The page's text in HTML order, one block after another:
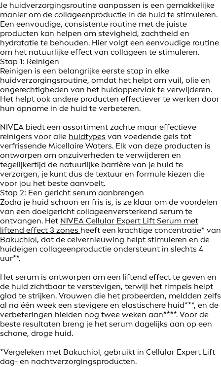
Je huidverzorgingsroutine aanpassen is een gemakkelijke
manier om de collageenproductie in de huid te stimuleren.
Een eenvoudige, consistente routine met de juiste
producten kan helpen om stevigheid, zachtheid en
hydratatie te behouden. Hier volgt een eenvoudige routine
om het natuurlijke effect van collageen te stimuleren.
Stap 1: Reinigen
Reinigen is een belangrijke eerste stap in elke
huidverzorgingsroutine, omdat het helpt om vuil, olie en
ongerechtigheden van het huidoppervlak te verwijderen.
Het helpt ook andere producten effectiever te werken door
hun opname in de huid te verbeteren.
NIVEA biedt een assortiment zachte maar effectieve
reinigers voor alle huidtypes van voedende gels tot
verfrissende Micellaire Waters. Elk van deze producten is
ontworpen om onzuiverheden te verwijderen en
tegelijkertijd de natuurlijke barrière van je huid te
verzorgen, je kunt dus de textuur en formule kiezen die
voor jou het beste aanvoelt.
Stap 2: Een gericht serum aanbrengen
Zodra je huid schoon en fris is, is ze klaar om de voordelen
van een doelgericht collageenversterkend serum te
ontvangen. Het NIVEA Cellular Expert Lift Serum met
liftend effect 3 zones heeft een krachtige concentratie* van
Bakuchiol, dat de celvernieuwing helpt stimuleren en de
huideigen collageenproductie ondersteunt in slechts 4
uur**.
Het serum is ontworpen om een liftend effect te geven en
de huid zichtbaar te verstevigen, terwijl het rimpels helpt
glad te strijken. Vrouwen die het probeerden, meldden zelfs
al na één week een stevigere en elastischere huid***, en de
verbeteringen hielden nog twee weken aan****. Voor de
beste resultaten breng je het serum dagelijks aan op een
schone, droge huid.
*Vergeleken met Bakuchiol, gebruikt in Cellular Expert Lift
dag- en nachtverzorgingsproducten.